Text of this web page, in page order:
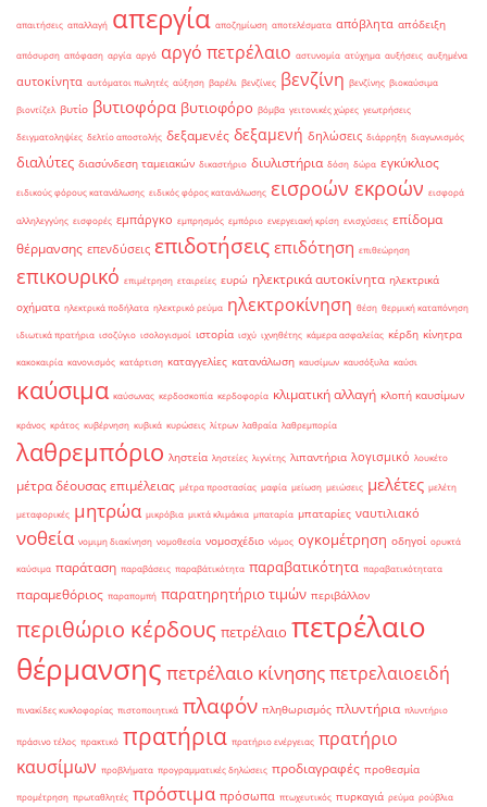
απαιτήσεις απαλλαγή απεργία αποζημίωση αποτελέσματα απόβλητα απόδειξη
απόσυρση απόφαση αργία αργό αργό πετρέλαιο αστυνομία ατύχημα αυξήσεις αυξημένα
αυτοκίνητα αυτόματοι πωλητές αύξηση βαρέλι βενζίνες βενζίνη βενζίνης βιοκαύσιμα
βιοντίζελ βυτίο βυτιοφόρα βυτιοφόρο βόμβα γειτονικές χώρες γεωτρήσεις
δειγματοληψίες δελτίο αποστολής δεξαμενές δεξαμενή δηλώσεις διάρρηξη διαγωνισμός
διαλύτες διασύνδεση ταμειακών δικαστήριο διυλιστήρια δόση δώρα εγκύκλιος
ειδικούς φόρους κατανάλωσης ειδικός φόρος κατανάλωσης εισροών εκροών εισφορά
αλληλεγγύης εισφορές εμπάργκο εμπρησμός εμπόριο ενεργειακή κρίση ενισχύσεις επίδομα
θέρμανσης επενδύσεις επιδοτήσεις επιδότηση επιθεώρηση
επικουρικό επιμέτρηση εταιρείες ευρώ ηλεκτρικά αυτοκίνητα ηλεκτρικά
οχήματα ηλεκτρικά ποδήλατα ηλεκτρικό ρεύμα ηλεκτροκίνηση θέση θερμική καταπόνηση
ιδιωτικά πρατήρια ισοζύγιο ισολογισμοί ιστορία ισχύ ιχνηθέτης κάμερα ασφαλείας κέρδη κίνητρα
κακοκαιρία κανονισμός κατάρτιση καταγγελίες κατανάλωση καυσίμων καυσόξυλα καύσι
καύσιμα καύσωνας κερδοσκοπία κερδοφορία κλιματική αλλαγή κλοπή καυσίμων
κράνος κράτος κυβέρνηση κυβικά κυρώσεις λίτρων λαθραία λαθρεμπορία
λαθρεμπόριο ληστεία ληστείες λιγνίτης λιπαντήρια λογισμικό λουκέτο
μέτρα δέουσας επιμέλειας μέτρα προστασίας μαφία μείωση μειώσεις μελέτες μελέτη
μεταφορικές μητρώα μικρόβια μικτά κλιμάκια μπαταρία μπαταρίες ναυτιλιακό
νοθεία νομιμη διακίνηση νομοθεσία νομοσχέδιο νόμος ογκομέτρηση οδηγοί ορυκτά
καύσιμα παράταση παραβάσεις παραβάτικότητα παραβατικότητα παραβατικότητατα
παραμεθόριος παραπομπή παρατηρητήριο τιμών περιβάλλον
περιθώριο κέρδους πετρέλαιο πετρέλαιο
θέρμανσης πετρέλαιο κίνησηςπετρελαιοειδή
πινακίδες κυκλοφορίας πιστοποιητικά πλαφόν πληθωρισμός πλυντήρια πλυντήριο
πράσινο τέλος πρακτικό πρατήρια πρατήριο ενέργειας πρατήριο
καυσίμων προβλήματα προγραμματικές δηλώσεις προδιαγραφές προθεσμία
προμέτρηση πρωταθλητές πρόστιμα πρόσωπα πτωχευτικός πυρκαγιά ρεύμα ρούβλια